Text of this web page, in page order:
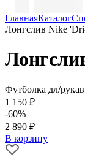
ГлавнаяКаталог
Лонгслив Nike
Футболка дл/
1 150 ₽
-60%
2 890 ₽
В корзину